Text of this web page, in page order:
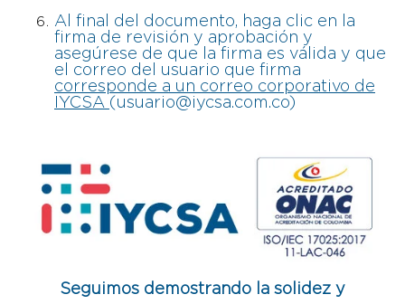
Al final del documento, haga clic en la
firma de revisión y aprobación y
asegúrese de que la firma es válida y que
el correo del usuario que firma
corresponde a un correo corporativo de
IYCSA (usuario@iycsa.com.co)
Seguimos demostrando la solidez y